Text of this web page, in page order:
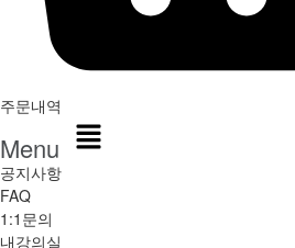
주문내역
Menu
공지사항
FAQ
1:1문의
내강의실